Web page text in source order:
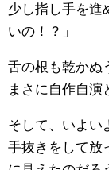
少し指し手を進
いの！？」
舌の根も乾かぬ
まさに自作自演
そして、いよい
手抜きをして放